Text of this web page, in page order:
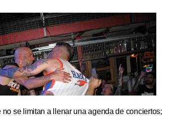
no se limitan a llenar una agenda de conciertos;